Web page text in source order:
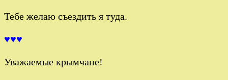
Тебе желаю съездить я туда.
♥♥♥
Уважаемые крымчане!